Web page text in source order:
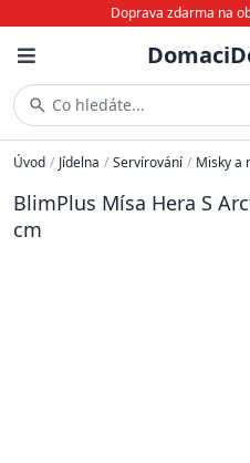
Doprava zdarma na
Co hledáte...
Úvod / Jídelna / Servírování / Misky a
BlimPlus Mísa Hera S
cm